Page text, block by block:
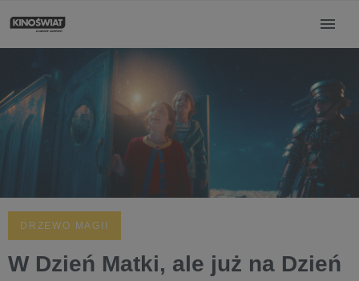
DRZEWO MAGII
W Dzień Matki, ale już na Dzień